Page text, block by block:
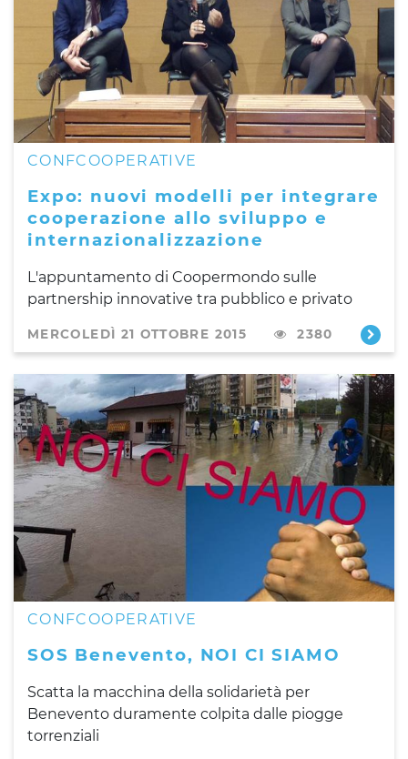
CONFCOOPERATIVE
Expo: nuovi modelli per integrare
cooperazione allo sviluppo e
internazionalizzazione
L'appuntamento di Coopermondo sulle
partnership innovative tra pubblico e privato
MERCOLEDÌ 21 OTTOBRE 2015 2380
CONFCOOPERATIVE
SOS Benevento, NOI CI SIAMO
Scatta la macchina della solidarietà per
Benevento duramente colpita dalle piogge
torrenziali